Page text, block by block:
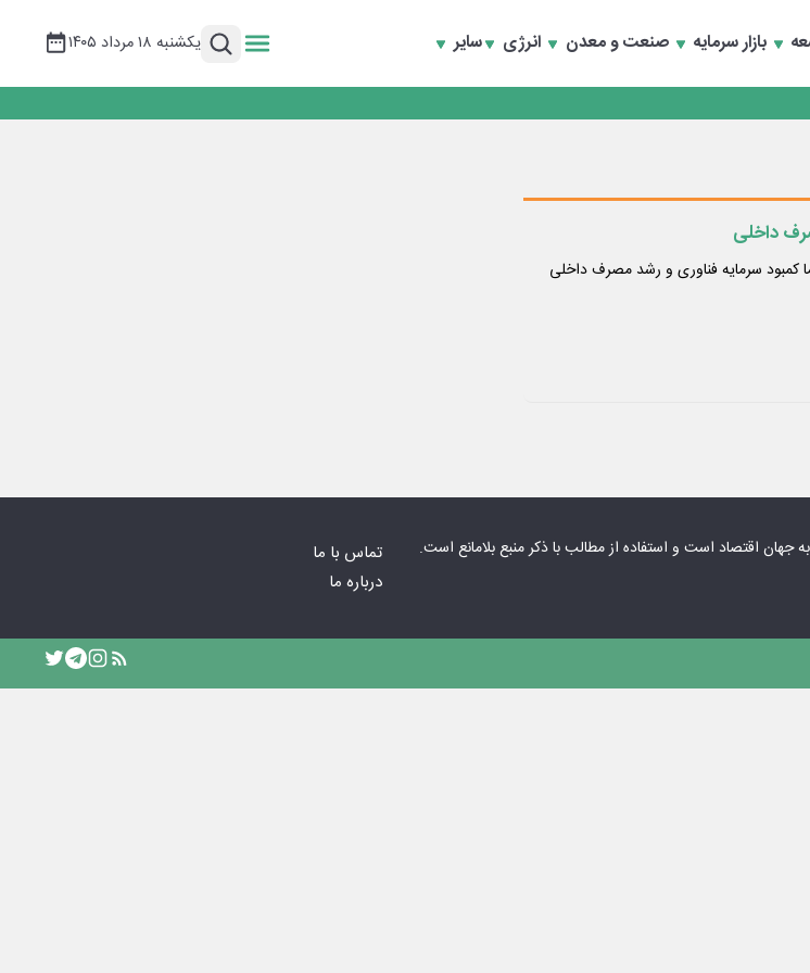
بازار سرمایه صنعت و معدن انرژی سایر یکشنبه ۱۸ مرداد ۱۴۰۵
داخلی
کمبود سرمایه فناوری و رشد مصرف داخلی
جهان اقتصاد است و استفاده از مطالب با ذکر منبع بلامانع است.
تماس با ما
درباره ما